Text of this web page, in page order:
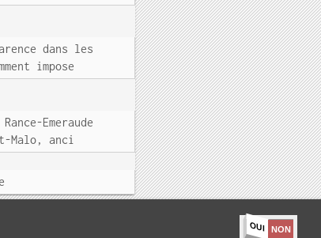
OUI NON
dans les
impose
Emeraude
Malo, anci